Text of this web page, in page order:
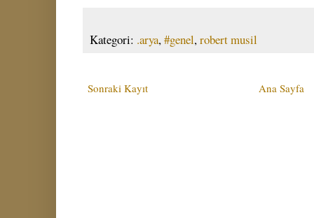
Kategori: .arya,#genel,robert musil
Sonraki Kayıt Ana Sayfa